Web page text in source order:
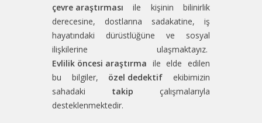
çevre araştırması ile kişinin bilinirlik
derecesine, dostlarına sadakatine, iş
hayatındaki dürüstlüğüne ve sosyal
ilişkilerine ulaşmaktayız.
Evlilik öncesi araştırma ile elde edilen
bu bilgiler, özel dedektif ekibimizin
sahadaki takip çalışmalarıyla
desteklenmektedir.